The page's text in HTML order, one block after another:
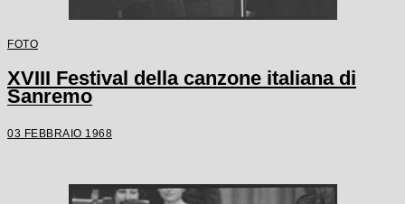
FOTO
XVIII Festival della canzone italiana di
Sanremo
03 FEBBRAIO 1968